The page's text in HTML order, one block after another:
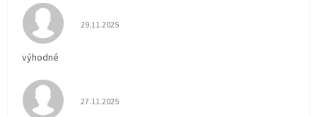
Hodnocení obchodu je 5 z 5 hvězdiček.
29.11.2025
výhodné
Hodnocení obchodu je 5 z 5 hvězdiček.
27.11.2025